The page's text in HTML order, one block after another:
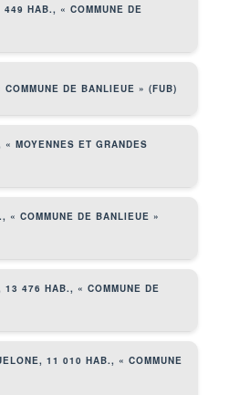
HAB., « COMMUNE DE
DE BANLIEUE » (FUB)
MOYENNES ET GRANDES
« COMMUNE DE BANLIEUE »
13 476 HAB., « COMMUNE DE
11 010 HAB., « COMMUNE